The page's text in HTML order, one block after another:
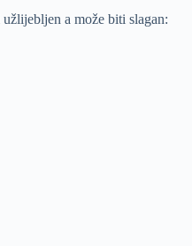
a može biti slagan: